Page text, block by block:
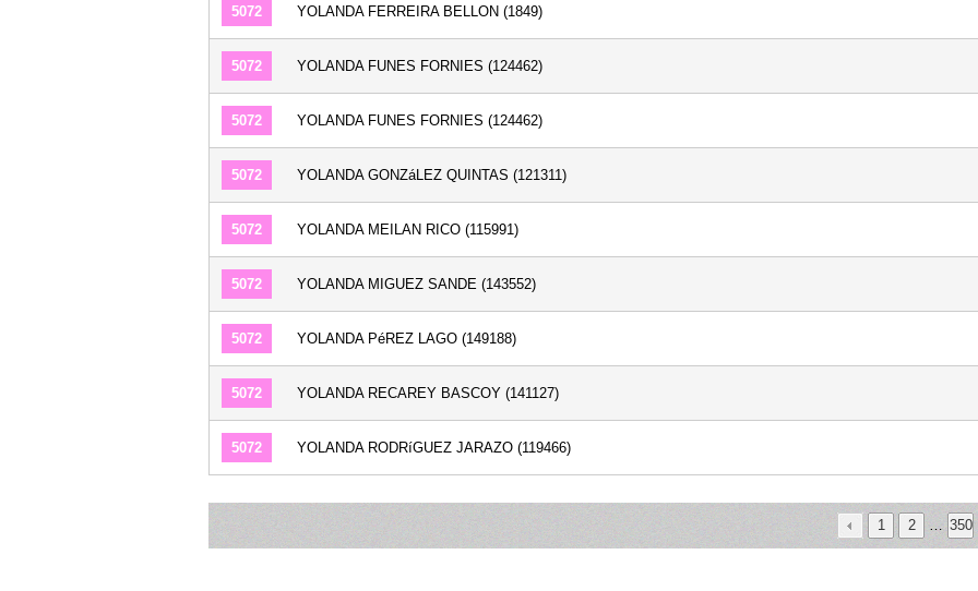
5072 YOLANDA FERREIRA BELLON (1849)
5072 YOLANDA FUNES FORNIES (124462)
5072 YOLANDA FUNES FORNIES (124462)
5072 YOLANDA GONZáLEZ QUINTAS (121311)
5072 YOLANDA MEILAN RICO (115991)
5072 YOLANDA MIGUEZ SANDE (143552)
5072 YOLANDA PéREZ LAGO (149188)
5072 YOLANDA RECAREY BASCOY (141127)
5072 YOLANDA RODRíGUEZ JARAZO (119466)
1 2 … 350